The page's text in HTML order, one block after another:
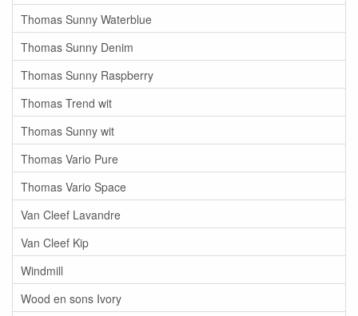
Thomas Sunny Waterblue
Thomas Sunny Denim
Thomas Sunny Raspberry
Thomas Trend wit
Thomas Sunny wit
Thomas Vario Pure
Thomas Vario Space
Van Cleef Lavandre
Van Cleef Kip
Windmill
Wood en sons Ivory